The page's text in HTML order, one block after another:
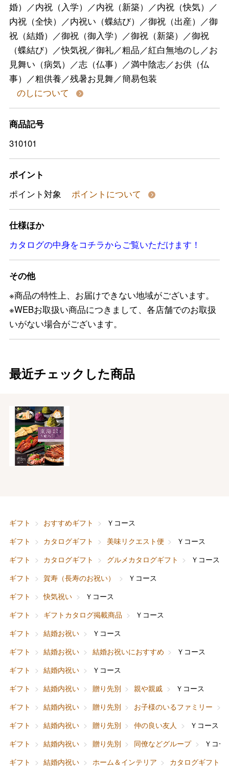
婚）／内祝（入学）／内祝（新築）／内祝（快気）／
内祝（全快）／内祝い（蝶結び）／御祝（出産）／御
祝（結婚）／御祝（御入学）／御祝（新築）／御祝
（蝶結び）／快気祝／御礼／粗品／紅白無地のし／お
見舞い（病気）／志（仏事）／満中陰志／お供（仏
事）／粗供養／残暑お見舞／簡易包装
のしについて
商品記号
310101
ポイント
ポイント対象
ポイントについて
仕様ほか
カタログの中身をコチラからご覧いただけます！
その他
※商品の特性上、お届けできない地域がございます。
※WEBお取扱い商品につきまして、各店舗でのお取扱
いがない場合がございます。
最近チェックした商品
ギフト おすすめギフト
Ｙコース
ギフト
カタログギフト 美味リクエスト便
Ｙコース
ギフト
カタログギフト グルメカタログギフト
Ｙコース
ギフト
賀寿（長寿のお祝い）
Ｙコース
ギフト
快気祝い
Ｙコース
ギフト
ギフトカタログ掲載商品
Ｙコース
ギフト
結婚お祝い
Ｙコース
ギフト
結婚お祝い 結婚お祝いにおすすめ
Ｙコース
ギフト
結婚内祝い
Ｙコース
ギフト
結婚内祝い 贈り先別 親や親戚
Ｙコース
ギフト
結婚内祝い 贈り先別 お子様のいるファミリー
ギフト
結婚内祝い 贈り先別 仲の良い友人
Ｙコース
ギフト
結婚内祝い 贈り先別 同僚などグループ
Ｙコー
ギフト
結婚内祝い ホーム＆インテリア
カタログギフト